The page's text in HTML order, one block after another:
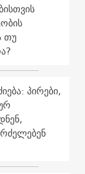
თუ
პირები,